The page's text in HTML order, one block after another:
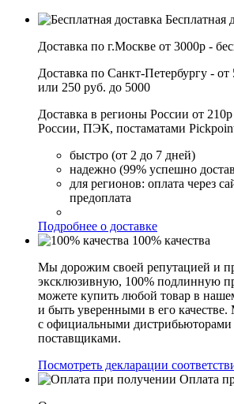
Бесплатная
Доставка по г.Москве от 3000р -
Доставка по Санкт-Петербургу - от
или 250 руб. до 5000
Доставка в регионы России от
России, ПЭК, постаматами
быстро (от 2 до 7 дней)
надежно (99% успешно
для регионов: оплата через
предоплата
Подробнее о доставке
100% качества
Мы дорожим своей репутацией и
эксклюзивную, 100% подлинную
можете купить любой товар в
и быть уверенными в его
с официальными
поставщиками.
Посмотреть декларации
Оплата